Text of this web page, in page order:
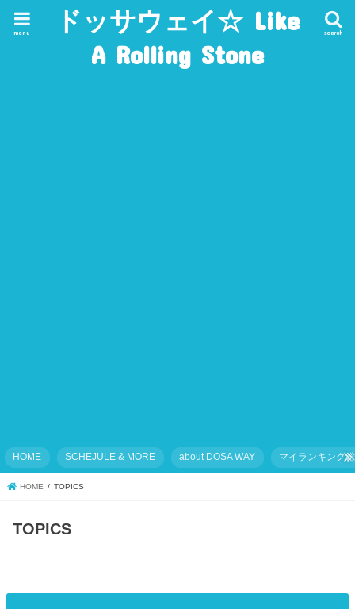
ドッサウェイ☆ Like
A Rolling Stone
search
menu
HOME SCHEJULE & MORE about DOSA WAY マイランキング
HOME TOPICS
TOPICS